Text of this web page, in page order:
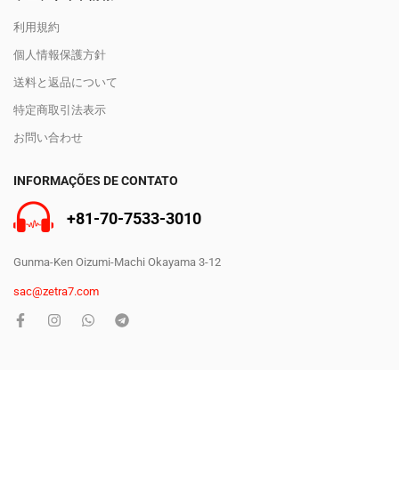
利用規約
個人情報保護方針
送料と返品について
特定商取引法表示
お問い合わせ
INFORMAÇÕES DE CONTATO
+81-70-7533-3010
Gunma-Ken Oizumi-Machi Okayama 3-12
sac@zetra7.com